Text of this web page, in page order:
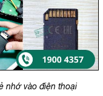
nhớ vào điện thoại